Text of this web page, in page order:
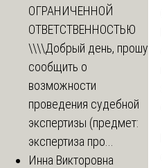
ОГРАНИЧЕННОЙ
ОТВЕТСТВЕННОСТЬЮ
\\\\Добрый день, прошу
сообщить о
возможности
проведения судебной
экспертизы (предмет:
экспертиза про...
Инна Викторовна